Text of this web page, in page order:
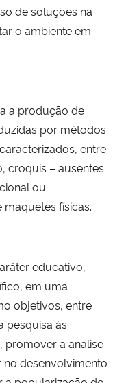
de soluções na
o ambiente em
a produção de
por métodos
entre
croquis – ausentes
ou
físicas.
educativo,
em uma
objetivos, entre
pesquisa às
promover a análise
no desenvolvimento